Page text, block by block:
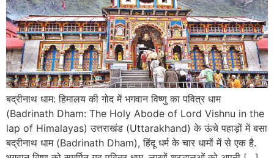
बद्रीनाथ धाम: हिमालय की गोद में भगवान विष्णु का पवित्र धाम
(Badrinath Dham: The Holy Abode of Lord Vishnu in the
lap of Himalayas) उत्तराखंड (Uttarakhand) के ऊंचे पहाड़ों में बसा
बद्रीनाथ धाम (Badrinath Dham), हिंदू धर्म के चार धामों में से एक है.